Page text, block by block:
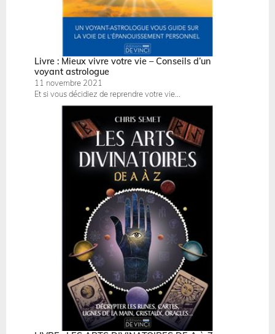
Livre : Mieux vivre votre vie – Conseils d’un
voyant astrologue
11 novembre 2021
Et si vous décidiez de reprendre votre vie...